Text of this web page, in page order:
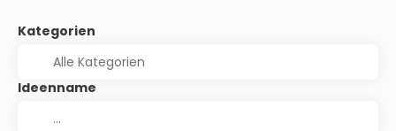
Kategorien
Ideenname